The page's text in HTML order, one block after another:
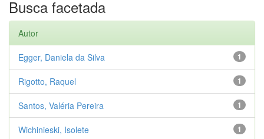
Busca facetada
Autor
1
Egger, Daniela da Silva
1
Rigotto, Raquel
1
Santos, Valéria Pereira
1
Wichinieski, Isolete